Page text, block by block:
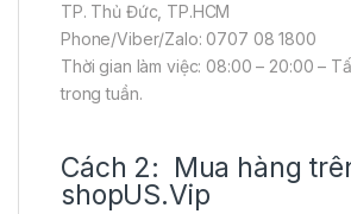
TP. Thủ Đức, TP.HCM
Phone/Viber/Zalo: 0707 08 1800
Thời gian làm việc: 08:00 – 20:00 –
trong tuần.
Cách 2: Mua hàng
shopUS.Vip